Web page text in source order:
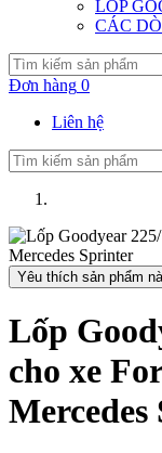
LỐP
CÁC
Đơn hàng 0
Liên hệ
Yêu thích sản phẩm
Lốp
cho xe